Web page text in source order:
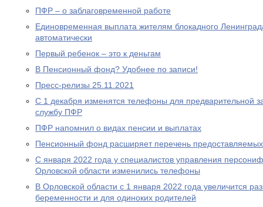
ПФР – о заблаговременной работе
Единовременная выплата жителям блокадного
автоматически
Первый ребенок – это к деньгам
В Пенсионный фонд? Удобнее по записи!
Пресс-релизы 25.11.2021
С 1 декабря изменятся телефоны для предварительной
службу ПФР
ПФР напомнил о видах пенсии и выплатах
Пенсионный фонд расширяет перечень
С января 2022 года у специалистов управления
Орловской области изменились телефоны
В Орловской области с 1 января 2022 года увеличится
беременности и для одиноких родителей